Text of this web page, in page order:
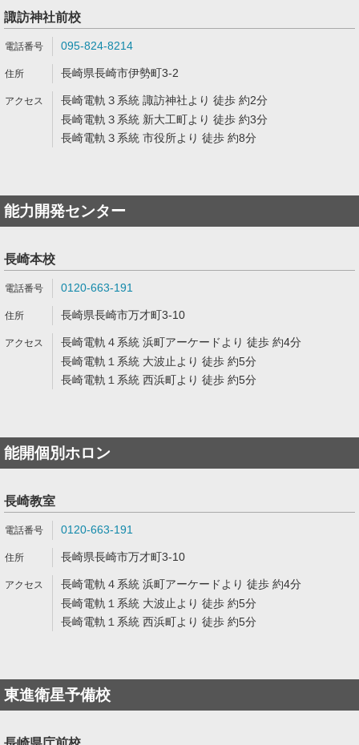
諏訪神社前校
095-824-8214
長崎県長崎市伊勢町3-2
長崎電軌３系統 諏訪神社より 徒歩 約2分
長崎電軌３系統 新大工町より 徒歩 約3分
長崎電軌３系統 市役所より 徒歩 約8分
能力開発センター
長崎本校
0120-663-191
長崎県長崎市万才町3-10
長崎電軌４系統 浜町アーケードより 徒歩 約4分
長崎電軌１系統 大波止より 徒歩 約5分
長崎電軌１系統 西浜町より 徒歩 約5分
能開個別ホロン
長崎教室
0120-663-191
長崎県長崎市万才町3-10
長崎電軌４系統 浜町アーケードより 徒歩 約4分
長崎電軌１系統 大波止より 徒歩 約5分
長崎電軌１系統 西浜町より 徒歩 約5分
東進衛星予備校